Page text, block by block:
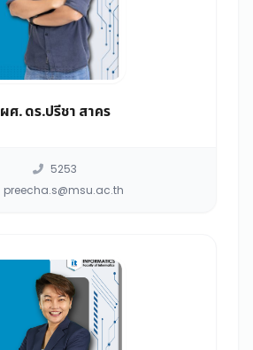
ผศ. ดร.ปรีชา สาคร
5253
preecha.s@msu.ac.th